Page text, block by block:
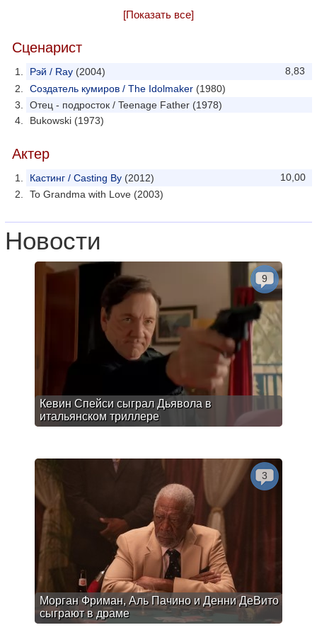
[Показать все]
Сценарист
8,83
Рэй / Ray (2004)
Создатель кумиров / The Idolmaker (1980)
Отец - подросток / Teenage Father (1978)
Bukowski (1973)
Актер
10,00
Кастинг / Casting By (2012)
To Grandma with Love (2003)
Новости
Кевин Спейси сыграл Дьявола в
итальянском триллере
9
Морган Фриман, Аль Пачино и Денни ДеВито
сыграют в драме
3